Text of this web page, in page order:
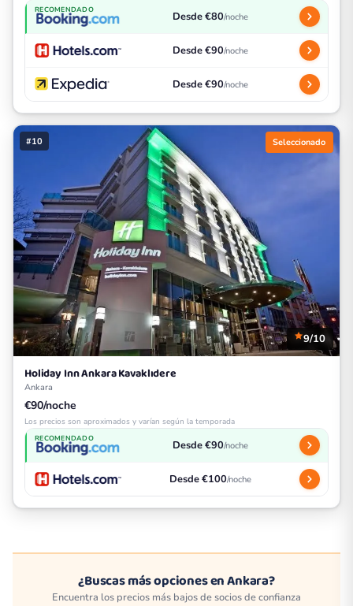
RECOMENDADO Desde €80/noche
Desde €90/noche
Desde €90/noche
#10 Seleccionado
9/10
Holiday Inn Ankara Kavaklıdere
Ankara
€90/noche
Los precios son aproximados y varían según la temporada
RECOMENDADO Desde €90/noche
Desde €100/noche
¿Buscas más opciones en Ankara?
Encuentra los precios más bajos de socios de confianza